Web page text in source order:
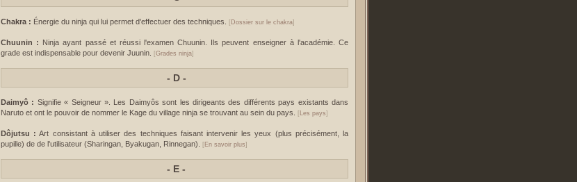
Chakra : Énergie du ninja qui lui permet d'effectuer des techniques. Dossier sur le chakra]
Chuunin : Ninja ayant passé et réussi l'examen Chuunin. Ils peuvent enseigner à l'académie. Ce
grade est indispensable pour devenir Juunin.
Grades ninja]
- D -
Daimyô : Signifie « Seigneur ». Les Daimyôs sont les dirigeants des différents pays existants dans
Naruto et ont le pouvoir de nommer le Kage du village ninja se trouvant au sein du pays.
Les pays]
Dôjutsu : Art consistant à utiliser des techniques faisant intervenir les yeux (plus précisément, la
pupille) de de l'utilisateur (Sharingan, Byakugan, Rinnegan).
En savoir plus]
- E -